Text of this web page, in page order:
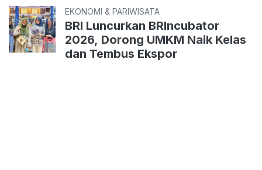
EKONOMI & PARIWISATA
BRI Luncurkan BRIncubator
2026, Dorong UMKM Naik Kelas
dan Tembus Ekspor